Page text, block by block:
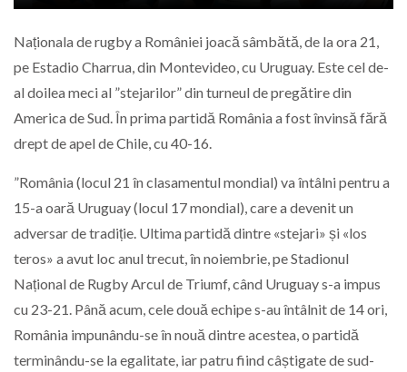
Naționala de rugby a României joacă sâmbătă, de la ora 21,
pe Estadio Charrua, din Montevideo, cu Uruguay. Este cel de-
al doilea meci al ”stejarilor” din turneul de pregătire din
America de Sud. În prima partidă România a fost învinsă fără
drept de apel de Chile, cu 40-16.
”România (locul 21 în clasamentul mondial) va întâlni pentru a
15-a oară Uruguay (locul 17 mondial), care a devenit un
adversar de tradiție. Ultima partidă dintre «stejari» și «los
teros» a avut loc anul trecut, în noiembrie, pe Stadionul
Național de Rugby Arcul de Triumf, când Uruguay s-a impus
cu 23-21. Până acum, cele două echipe s-au întâlnit de 14 ori,
România impunându-se în nouă dintre acestea, o partidă
terminându-se la egalitate, iar patru fiind câștigate de sud-